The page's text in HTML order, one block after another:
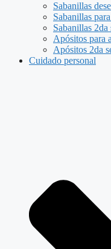
Sabanillas
Sabanillas
Sabanillas 2da
Apósitos para
Apósitos 2da
Cuidado personal